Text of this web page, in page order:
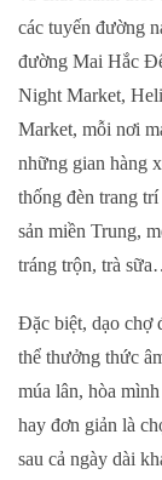
các tuyến đường
đường Mai Hắc
Night Market,
Market, mỗi nơi
những gian hàng
thống đèn trang
sản miền Trung,
tráng trộn, trà
Đặc biệt, dạo chợ
thể thưởng thức
múa lân, hòa
hay đơn giản là
sau cả ngày dài